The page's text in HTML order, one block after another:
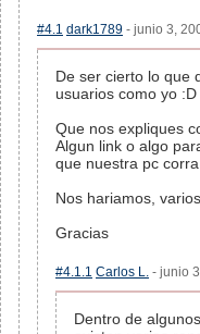
#4.1 dark1789 - junio 3,
De ser cierto lo que
usuarios como yo :D
Que nos expliques
Algun link o algo
que nuestra pc
Nos hariamos,
Gracias
#4.1.1 Carlos L. - junio
Dentro de